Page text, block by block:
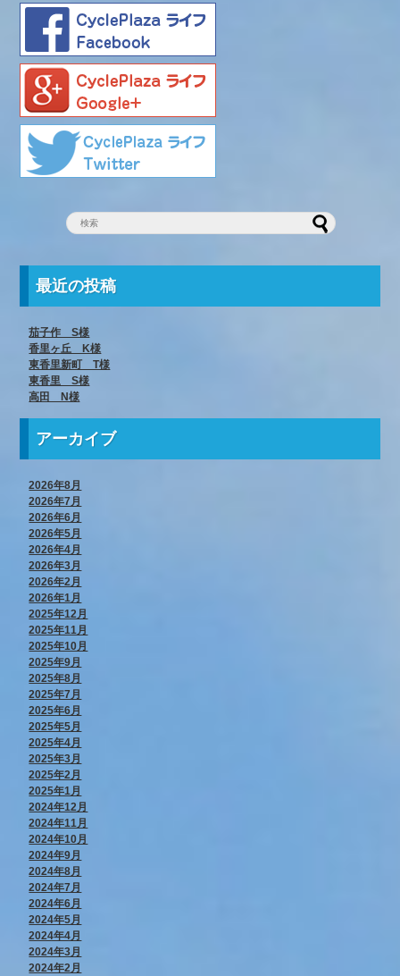
最近の投稿
茄子作 S様
香里ヶ丘 K様
東香里新町 T様
東香里 S様
高田 N様
アーカイブ
2026年8月
2026年7月
2026年6月
2026年5月
2026年4月
2026年3月
2026年2月
2026年1月
2025年12月
2025年11月
2025年10月
2025年9月
2025年8月
2025年7月
2025年6月
2025年5月
2025年4月
2025年3月
2025年2月
2025年1月
2024年12月
2024年11月
2024年10月
2024年9月
2024年8月
2024年7月
2024年6月
2024年5月
2024年4月
2024年3月
2024年2月